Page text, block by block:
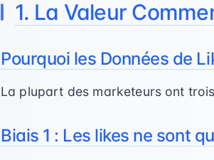
1. La Valeur
Pourquoi les Données de
La plupart des marketeurs ont
Biais 1 : Les likes ne sont